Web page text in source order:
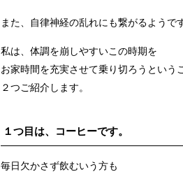
また、自律神経の乱れにも繋がるようで
私は、体調を崩しやすいこの時期を
お家時間を充実させて乗り切ろうという
２つご紹介します。
１つ目は、コーヒーです。
毎日欠かさず飲むいう方も